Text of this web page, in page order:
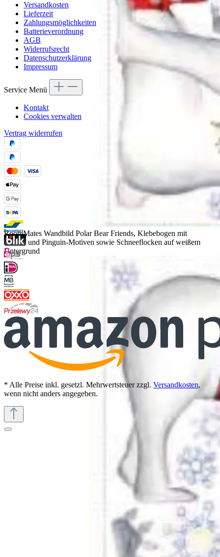
RoomMates Wandbild Polar Bear Friends, Klebebogen mit
Eisbär- und Pinguin-Motiven sowie Schneeflocken auf weißem
Untergrund
Versandkosten
Lieferzeit
Zahlungsmöglichkeiten
Batterieverordnung
AGB
Widerrufsrecht
Datenschutzerklärung
Impressum
Service Menü
Kontakt
Cookies verwalten
Vertrag widerrufen
* Alle Preise inkl. gesetzl. Mehrwertsteuer zzgl. Versandkosten,
wenn nicht anders angegeben.